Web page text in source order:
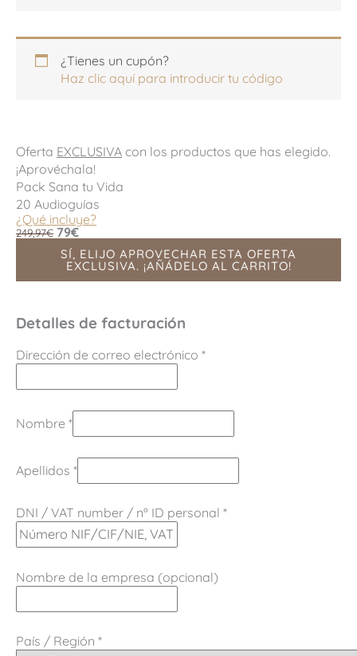
¿Tienes un cupón?
Haz clic aquí para introducir tu código
Oferta EXCLUSIVA con los productos que has elegido.
¡Aprovéchala!
Pack Sana tu Vida
20 Audioguías
¿Qué incluye?
249,97€ 79€
SÍ, ELIJO APROVECHAR ESTA OFERTA
EXCLUSIVA. ¡AÑÁDELO AL CARRITO!
Detalles de facturación
Dirección de correo electrónico *
Nombre *
Apellidos *
DNI / VAT number / nº ID personal *
Nombre de la empresa (opcional)
País / Región *